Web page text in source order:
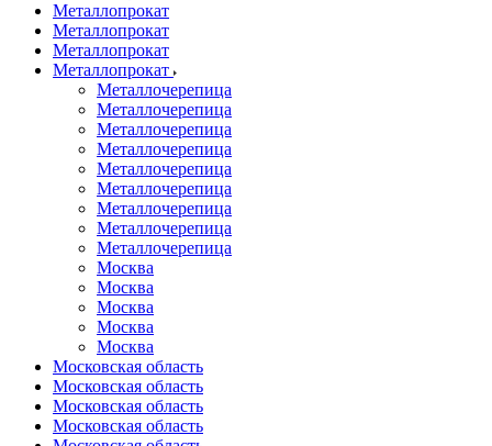
Металлопрокат
Металлопрокат
Металлопрокат
Металлопрокат
Металлочерепица
Металлочерепица
Металлочерепица
Металлочерепица
Металлочерепица
Металлочерепица
Металлочерепица
Металлочерепица
Металлочерепица
Москва
Москва
Москва
Москва
Москва
Московская область
Московская область
Московская область
Московская область